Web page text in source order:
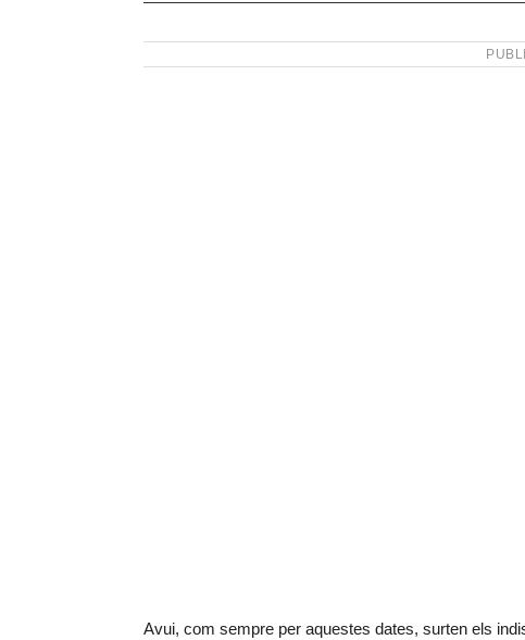
Avui, com sempre per aquestes dates, surten els